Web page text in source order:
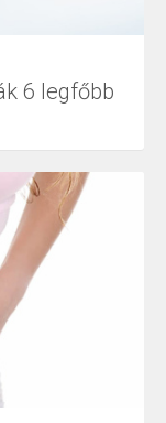
6 legfőbb